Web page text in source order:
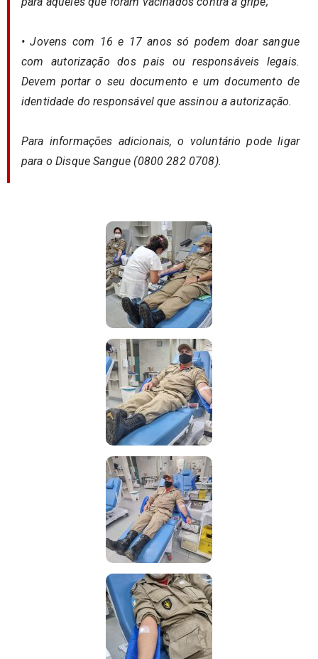
• Jovens com 16 e 17 anos só podem doar sangue
com autorização dos pais ou responsáveis legais.
Devem portar o seu documento e um documento de
identidade do responsável que assinou a autorização.
Para informações adicionais, o voluntário pode ligar
para o Disque Sangue (0800 282 0708).